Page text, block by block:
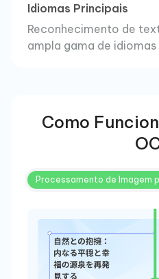
Idiomas Principais
Reconhecimento de
ampla gama de idiomas
Como
Processamento de Imagem